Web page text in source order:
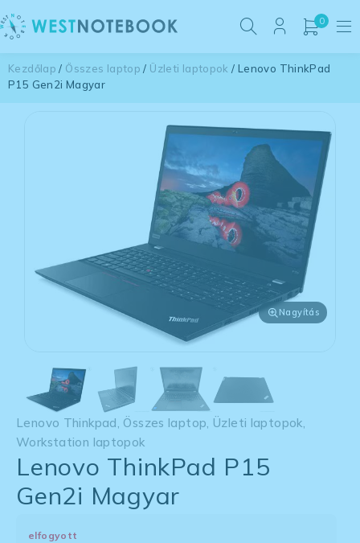
0
Kezdőlap / Összes laptop / Üzleti laptopok / Lenovo ThinkPad
P15 Gen2i Magyar
Nagyítás
Lenovo Thinkpad, Összes laptop, Üzleti laptopok,
Workstation laptopok
Lenovo ThinkPad P15
Gen2i Magyar
elfogyott